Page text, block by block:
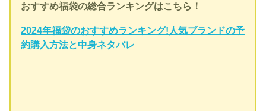
おすすめ福袋の総合ランキングはこちら！
2024年福袋のおすすめランキング!人気ブランドの予
約購入方法と中身ネタバレ